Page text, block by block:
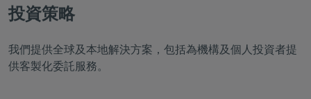
投資策略
我們提供全球及本地解決方案，包括為機構及個人投資者提
供客製化委託服務。